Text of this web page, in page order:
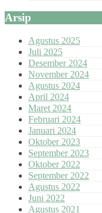
Arsip
Agustus 2025
Juli 2025
Desember 2024
November 2024
Agustus 2024
April 2024
Maret 2024
Februari 2024
Januari 2024
Oktober 2023
September 2023
Oktober 2022
September 2022
Agustus 2022
Juni 2022
Agustus 2021